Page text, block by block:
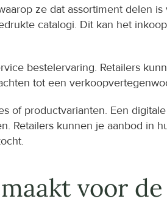
ze dat assortiment delen
catalogi. Dit kan het
bestelervaring. Retailers
tot een
of productvarianten. Een
Retailers kunnen je aanbod in
voor